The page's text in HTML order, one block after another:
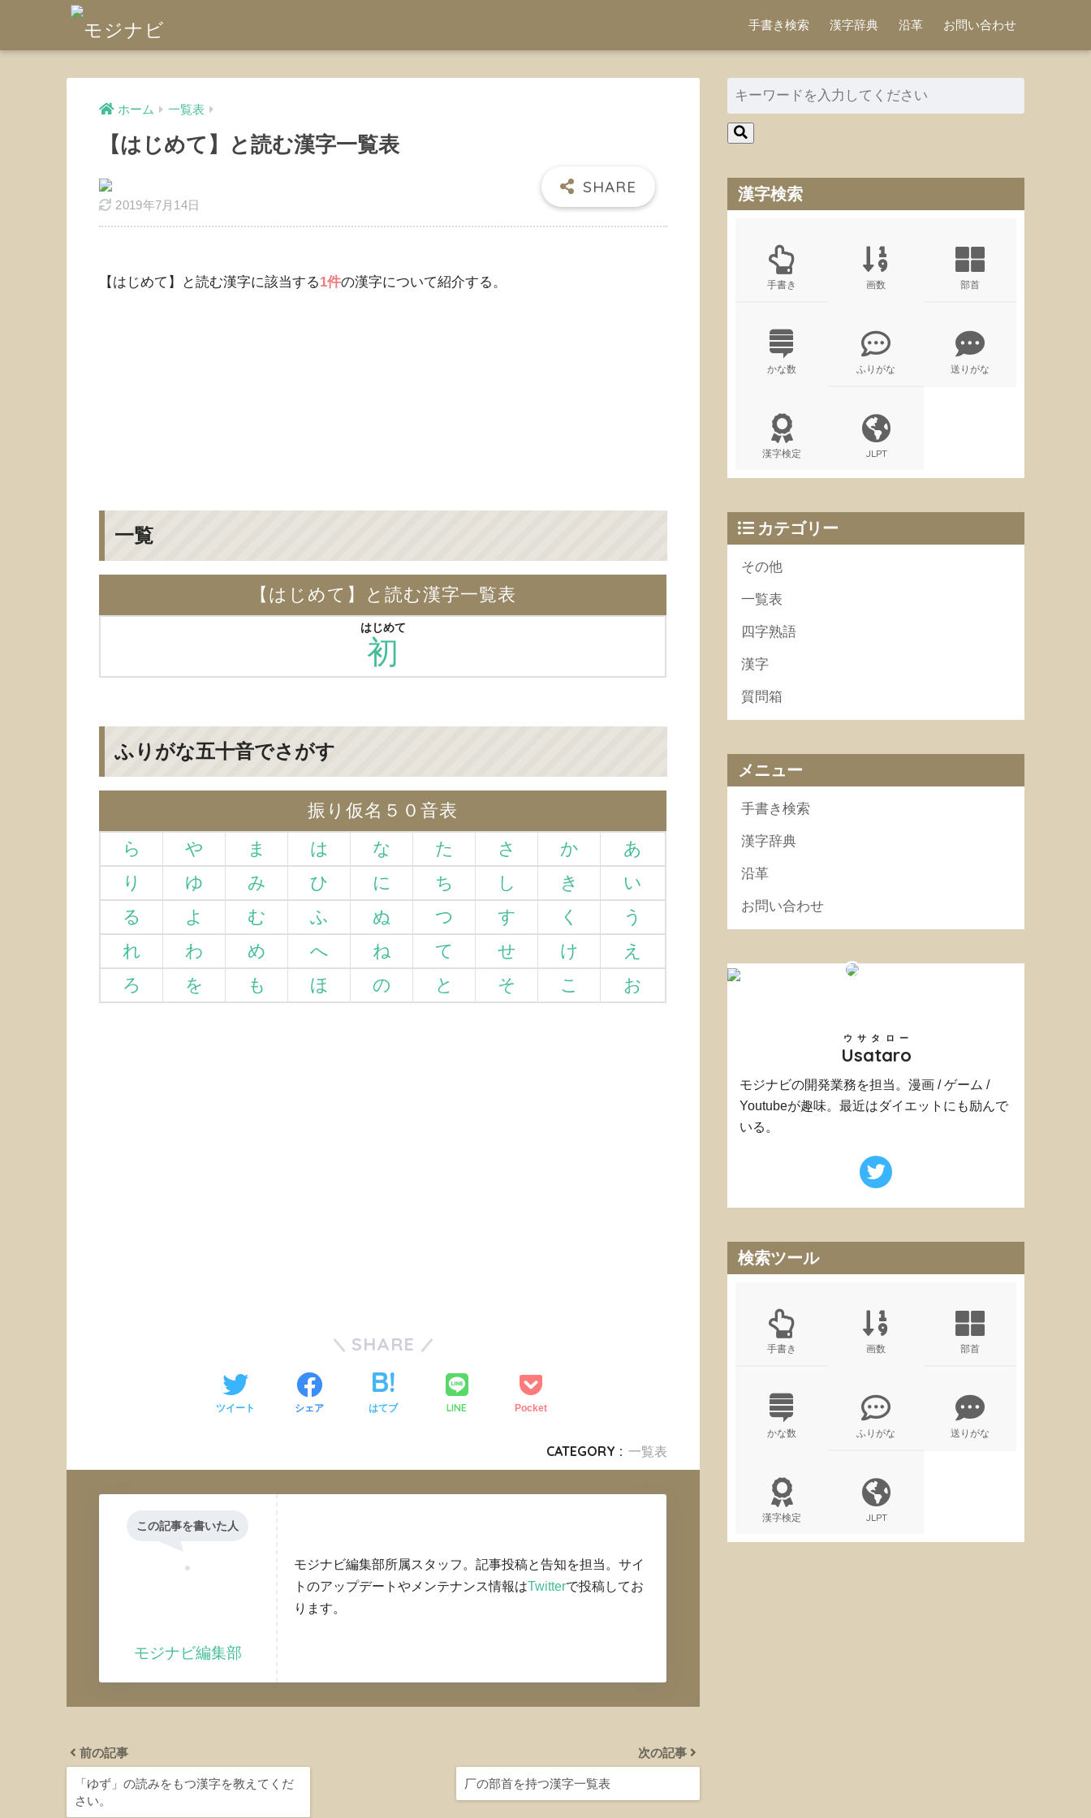
手書き検索 漢字辞典 沿革 お問い合わせ
ホーム 一覧表
【はじめて】と読む漢字一覧表
2019年7月14日
【はじめて】と読む漢字に該当する1件の漢字について紹介する。
一覧
【はじめて】と読む漢字一覧表
初
はじめて
ふりがな五十音でさがす
振り仮名５０音表
ら
や ま は な た さ か
あ
り
ゆ み ひ に ち し き
い
る
よ む ふ ぬ つ す く
う
れ
わ め へ ね て せ け
え
ろ
を も ほ の と そ こ お
SHARE
ツイート シェア はてブ LINE Pocket
CATEGORY : 一覧表
この記事を書いた人
モジナビ編集部
モジナビ編集部所属スタッフ。記事投稿と告知を担当。サイ
トのアップデートやメンテナンス情報はTwitterで投稿してお
ります。
前の記事
「ゆず」の読みをもつ漢字を教えてくだ
さい。
次の記事
厂の部首を持つ漢字一覧表
漢字検索
手書き 画数 部首
かな数 ふりがな 送りがな
漢字検定 JLPT
カテゴリー
その他
一覧表
四字熟語
漢字
質問箱
メニュー
手書き検索
漢字辞典
沿革
お問い合わせ
Usataro
ウサタロー
モジナビの開発業務を担当。漫画 / ゲーム /
Youtubeが趣味。最近はダイエットにも励んで
いる。
検索ツール
手書き 画数 部首
かな数 ふりがな 送りがな
漢字検定 JLPT